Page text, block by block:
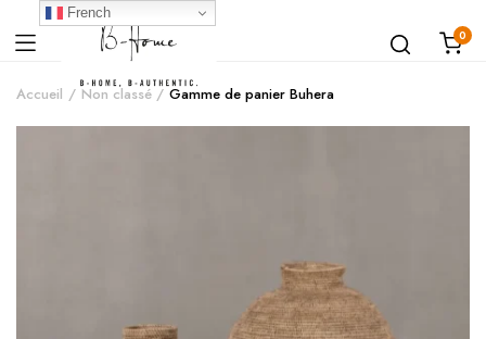
0
Accueil Non classé Gamme de panier Buhera
French